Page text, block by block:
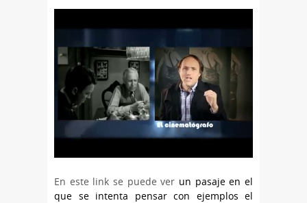
En este link se puede ver un pasaje en el
que se intenta pensar con ejemplos el